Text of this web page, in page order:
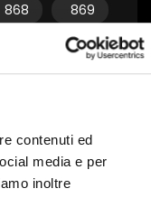
contenuti ed
media e per
inoltre
868
869
874
878
879
888
889
893 894